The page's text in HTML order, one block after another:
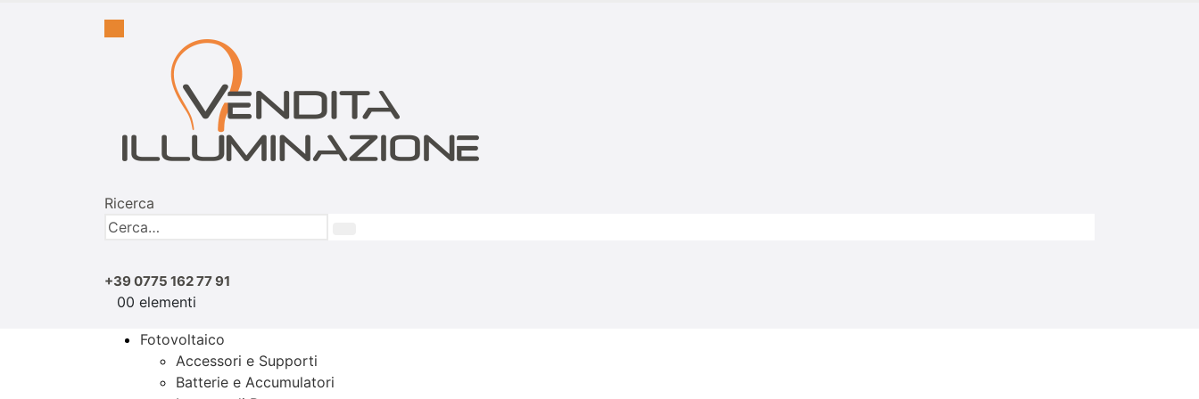
Ricerca
+39 0775 162 77 91
00 elementi
Fotovoltaico
Accessori e Supporti
Batterie e Accumulatori